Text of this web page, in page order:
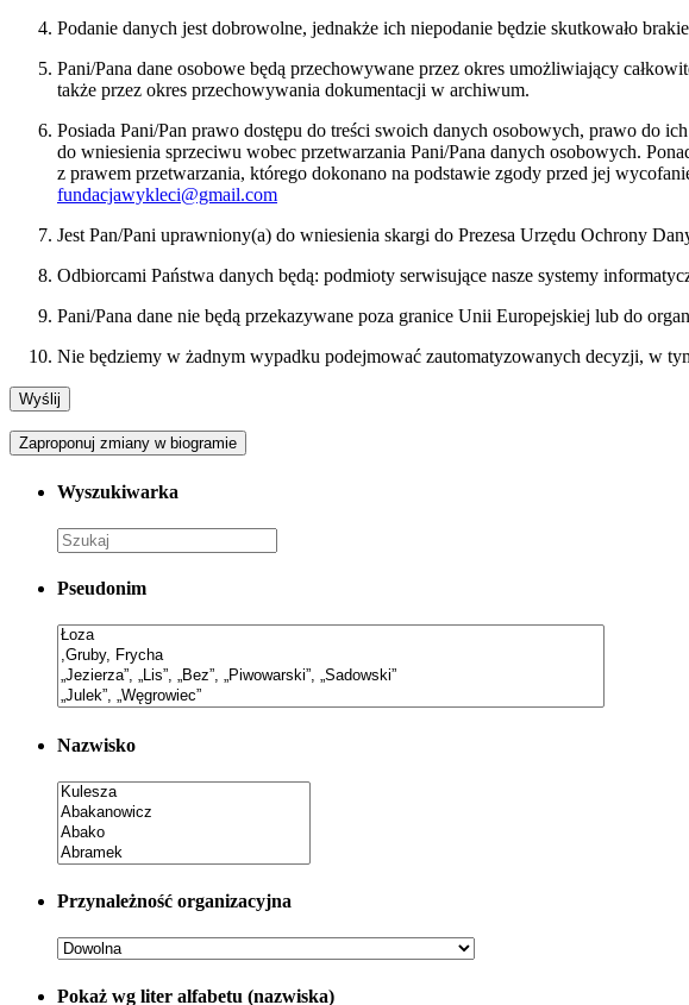
Podanie danych jest dobrowolne, jednakże ich niepodanie będzie skutkowało
Pani/Pana dane osobowe będą przechowywane przez okres umożliwiający
także przez okres przechowywania dokumentacji w archiwum.
Posiada Pani/Pan prawo dostępu do treści swoich danych osobowych, prawo do
do wniesienia sprzeciwu wobec przetwarzania Pani/Pana danych osobowych.
z prawem przetwarzania, którego dokonano na podstawie zgody przed jej
fundacjawykleci@gmail.com
Jest Pan/Pani uprawniony(a) do wniesienia skargi do Prezesa Urzędu Ochrony
Odbiorcami Państwa danych będą: podmioty serwisujące nasze systemy
Pani/Pana dane nie będą przekazywane poza granice Unii Europejskiej lub do
Nie będziemy w żadnym wypadku podejmować zautomatyzowanych decyzji, w
Zaproponuj zmiany w biogramie
Wyszukiwarka
Pseudonim
Nazwisko
Przynależność organizacyjna
Pokaż wg liter alfabetu (nazwiska)